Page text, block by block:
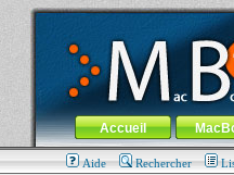
MacBook-fr.com : 100% Apple... 100%
Aller au contenu-Aller au menu
Menu général
Accueil
Aide Rechercher